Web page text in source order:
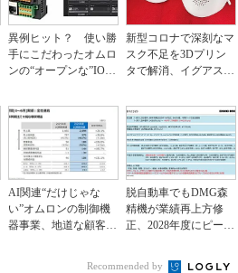
異例ヒット？ 使い勝
手にこだわったオムロ
ンの“オープンな”IO-L
新型コロナで深刻なマ
スク不足を3Dプリン
タで解消、イグアスが
AI関連“だけじゃな
い”オムロンの制御機
器事業、地道な顧客基
脱自動車でもDMG森
精機が業績再上方修
正、2028年度にピーク
Recommended by